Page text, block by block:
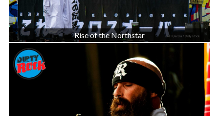
Rise of the Northstar